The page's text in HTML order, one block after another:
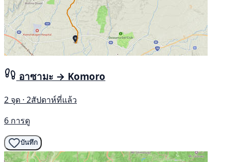
อาซามะ → Komoro
2 จุด · 2สัปดาห์ที่แล้ว
6 การดู
บันทึก